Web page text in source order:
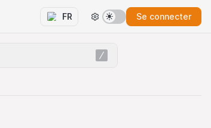
FR Se connecter